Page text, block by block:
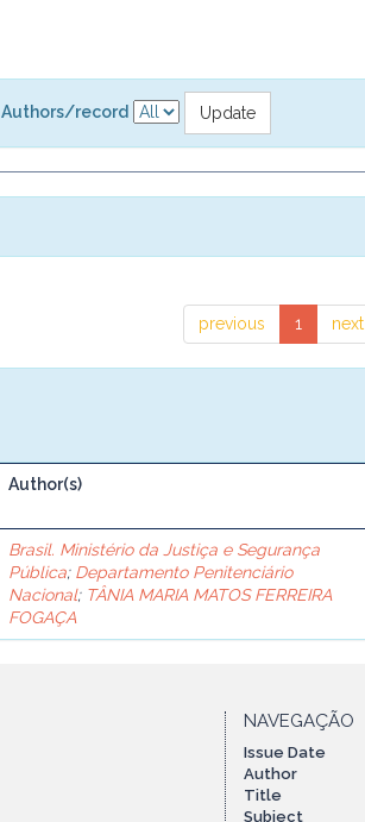
Authors/record
previous 1 next
Author(s)
Brasil. Ministério da Justiça e Segurança
Pública; Departamento Penitenciário
Nacional; TÂNIA MARIA MATOS FERREIRA
FOGAÇA
NAVEGAÇÃO
Issue Date
Author
Title
Subject